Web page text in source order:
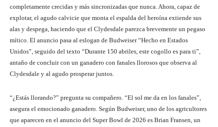
completamente crecidas y más sincronizadas que nunca. Ahora, capaz de
explotar, el agudo calvicie que monta el espalda del heroína extiende sus
alas y despega, haciendo que el Clydesdale parezca brevemente un pegaso
mítico. El anuncio pasa al eslogan de Budweiser “Hecho en Estados
Unidos”, seguido del texto “Durante 150 abriles, este cogollo es para ti”,
antaño de concluir con un ganadero con fanales llorosos que observa al
Clydesdale y al agudo prosperar juntos.
“¿Estás llorando?” pregunta su compañero. “El sol me da en los fanales”,
asegura el emocionado ganadero. Según Budweiser, uno de los agricultores
que aparecen en el anuncio del Super Bowl de 2026 es Brian Fransen, un